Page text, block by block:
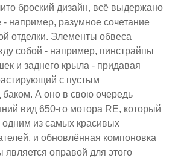
броский дизайн, всё выдержано
- например, разумное сочетание
отделки. Элементы обвеса
собой - например, пинстрайпы
и заднего крыла - придавая
с пустым
баком. А оно в свою очередь
вид 650-го мотора RE, который
одним из самых красивых
и обновлённая компоновка
является оправой для этого